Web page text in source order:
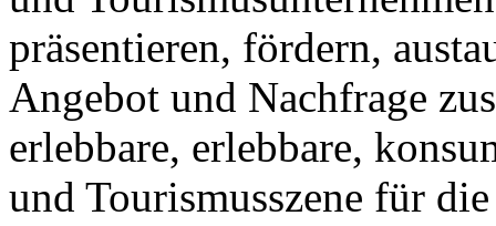
präsentieren, fördern,
Angebot und Nachfrage
erlebbare, erlebbare,
und Tourismusszene für